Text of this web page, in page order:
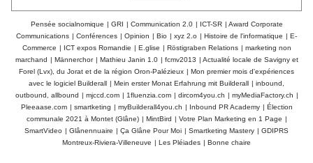
Pensée socialnomique | GRI | Communication 2.0 | ICT-SR | Award Corporate
Communications | Conférences | Opinion | Bio | xyz 2.o | Histoire de l'informatique | E-
Commerce | ICT expos Romandie | E.glise | Röstigraben Relations | marketing non
marchand | Männerchor | Mathieu Janin 1.0 | fcmv2013 | Actualité locale de Savigny et
Forel (Lvx), du Jorat et de la région Oron-Palézieux | Mon premier mois d'expériences
avec le logiciel Builderall | Mein erster Monat Erfahrung mit Builderall | inbound,
outbound, allbound | mjccd.com | 1fluenzia.com | dircom4you.ch | myMediaFactory.ch |
Pleeaase.com | smartketing | myBuilderall4you.ch | Inbound PR Academy | Élection
communale 2021 à Montet (Glâne) | MintBird | Votre Plan Marketing en 1 Page |
SmartVideo | Glânennuaire | Ça Glâne Pour Moi | Smartketing Mastery | GDIPRS
Montreux-Riviera-Villeneuve | Les Pléiades | Bonne chaire